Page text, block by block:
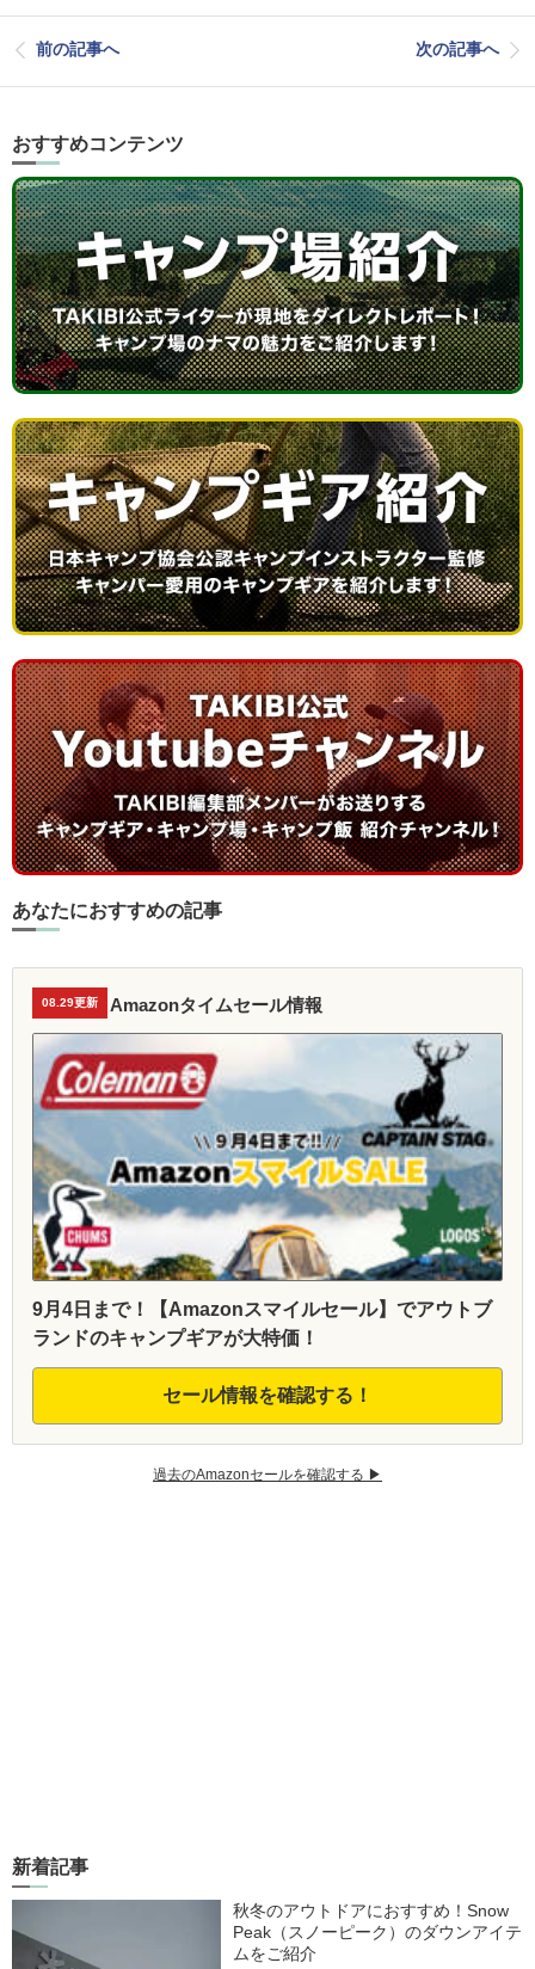
前の記事へ 次の記事へ
おすすめコンテンツ
あなたにおすすめの記事
08.29更新 Amazonタイムセール情報
9月4日まで！【Amazonスマイルセール】でアウトブ
ランドのキャンプギアが大特価！
セール情報を確認する！
過去のAmazonセールを確認する ▶︎
新着記事
秋冬のアウトドアにおすすめ！Snow
Peak（スノーピーク）のダウンアイテ
ムをご紹介